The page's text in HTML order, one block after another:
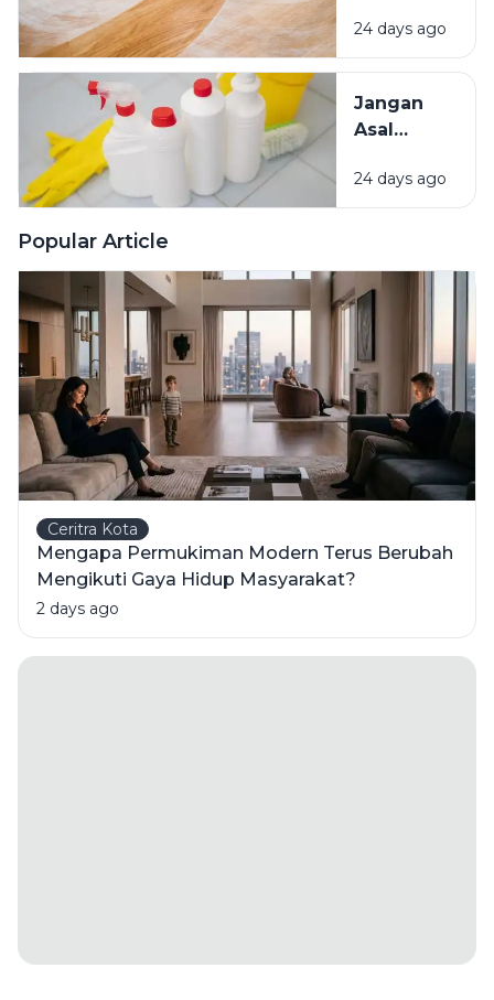
Kenali
Penyebab
Mengatasinya
24 days ago
Jangan
Asal
Bahan
Pembersih
24 days ago
Popular Article
Ceritra Kota
Mengapa Permukiman Modern Terus Berubah
Mengikuti Gaya Hidup Masyarakat?
2 days ago